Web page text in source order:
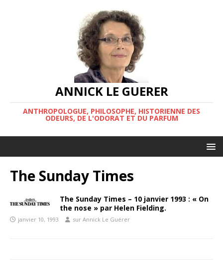
ANNICK LE GUERER
ANTHROPOLOGUE, PHILOSOPHE, HISTORIENNE DES
ODEURS, DE L'ODORAT ET DU PARFUM
The Sunday Times
The Sunday Times – 10 janvier 1993 : « On
the nose » par Helen Fielding.
janvier 10, 1993 sur Annick Le Guérer